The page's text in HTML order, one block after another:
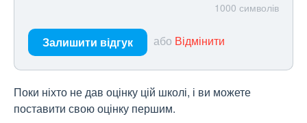
1000 символів
Залишити відгук або Відмінити
Поки ніхто не дав оцінку цій школі, і ви можете
поставити свою оцінку першим.